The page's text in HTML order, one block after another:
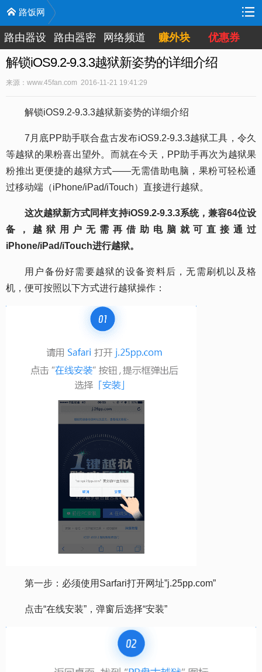
路饭网
路由器设
置
路由器密
码
网络频道 赚外块 优惠券
解锁iOS9.2-9.3.3越狱新姿势的详细介绍
来源：www.45fan.com 2016-11-21 19:41:29
解锁iOS9.2-9.3.3越狱新姿势的详细介绍
7月底PP助手联合盘古发布iOS9.2-9.3.3越狱工具，令久
等越狱的果粉喜出望外。而就在今天，PP助手再次为越狱果
粉推出更便捷的越狱方式——无需借助电脑，果粉可轻松通
过移动端（iPhone/iPad/iTouch）直接进行越狱。
这次越狱新方式同样支持iOS9.2-9.3.3系统，兼容64位设
备，越狱用户无需再借助电脑就可直接通过
iPhone/iPad/iTouch进行越狱。
用户备份好需要越狱的设备资料后，无需刷机以及格
机，便可按照以下方式进行越狱操作：
第一步：必须使用Sarfari打开网址”j.25pp.com”
点击“在线安装”，弹窗后选择“安装”